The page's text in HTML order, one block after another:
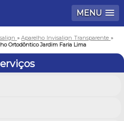
MENU
»Aparelho Invisalign Transparente »
Ortodôntico Jardim Faria Lima